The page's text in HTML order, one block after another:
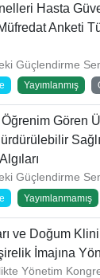
Hasta
Anketi
Güçlendirme
Yayımlanmış
Öğrenim Gören
Güçlendirme
Yayımlanmamış
ve Doğum
İmajına
Yönetim